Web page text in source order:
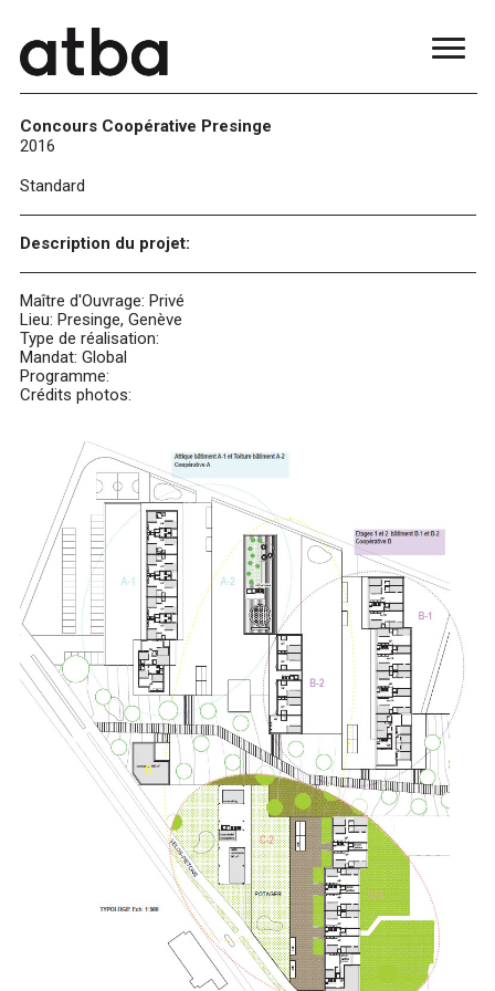
Concours Coopérative Presinge
2016
Standard
Description du projet:
Maître d'Ouvrage: Privé
Lieu: Presinge, Genève
Type de réalisation:
Mandat: Global
Programme:
Crédits photos: